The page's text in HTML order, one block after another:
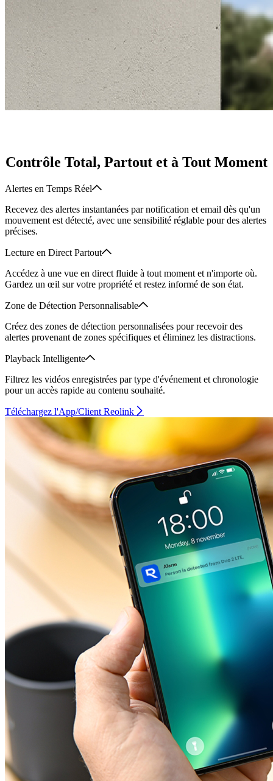
Contrôle Total, Partout et à Tout Moment
Alertes en Temps Réel
Recevez des alertes instantanées par notification et email dès qu'un
mouvement est détecté, avec une sensibilité réglable pour des alertes
précises.
Lecture en Direct Partout
Accédez à une vue en direct fluide à tout moment et n'importe où.
Gardez un œil sur votre propriété et restez informé de son état.
Zone de Détection Personnalisable
Créez des zones de détection personnalisées pour recevoir des
alertes provenant de zones spécifiques et éliminez les distractions.
Playback Intelligente
Filtrez les vidéos enregistrées par type d'événement et chronologie
pour un accès rapide au contenu souhaité.
Téléchargez l'App/Client Reolink